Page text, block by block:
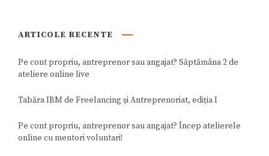
ARTICOLE RECENTE
Pe cont propriu, antreprenor sau angajat? Săptămâna 2 de
ateliere online live
Tabăra IBM de Freelancing și Antreprenoriat, ediția I
Pe cont propriu, antreprenor sau angajat? Încep atelierele
online cu mentori voluntari!